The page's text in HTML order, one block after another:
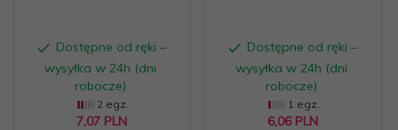
Dostępne od ręki –
wysyłka w 24h (dni
robocze)
2 egz.
7,07 PLN
Dostępne od ręki –
wysyłka w 24h (dni
robocze)
1 egz.
6,06 PLN